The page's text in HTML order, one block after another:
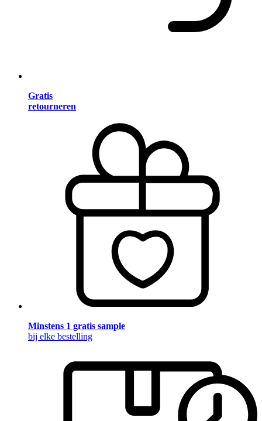
Gratis
retourneren
Minstens 1 gratis sample
bij elke bestelling